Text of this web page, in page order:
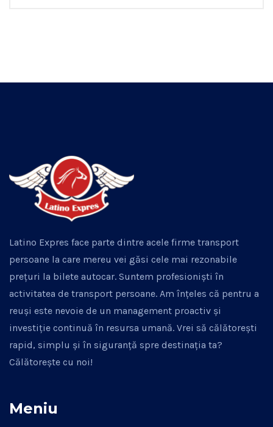
Latino Expres face parte dintre acele firme transport
persoane la care mereu vei găsi cele mai rezonabile
prețuri la bilete autocar. Suntem profesioniști în
activitatea de transport persoane. Am înțeles că pentru a
reuși este nevoie de un management proactiv și
investiție continuă în resursa umană. Vrei să călătorești
rapid, simplu și în siguranță spre destinația ta?
Călătorește cu noi!
Meniu